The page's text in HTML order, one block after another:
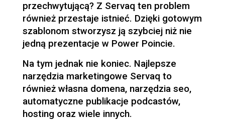
przechwytującą? Z Servaq ten problem
również przestaje istnieć. Dzięki gotowym
szablonom stworzysz ją szybciej niż nie
jedną prezentacje w Power Poincie.
Na tym jednak nie koniec. Najlepsze
narzędzia marketingowe Servaq to
również własna domena, narzędzia seo,
automatyczne publikacje podcastów,
hosting oraz wiele innych.